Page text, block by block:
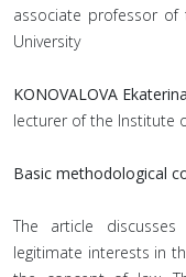
associate professor
University
KONOVALOVA
lecturer of the Institute
Basic methodological
The article
legitimate interests in